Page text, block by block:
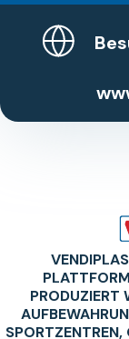
RODUZIERT
PORTZENTREN,